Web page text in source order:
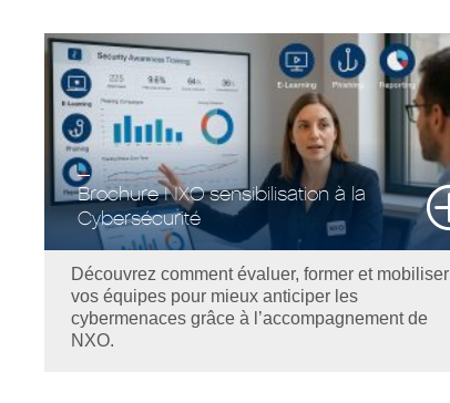
Brochure NXO sensibilisation à la
Cybersécurité
Découvrez comment évaluer, former et mobiliser
vos équipes pour mieux anticiper les
cybermenaces grâce à l’accompagnement de
NXO.